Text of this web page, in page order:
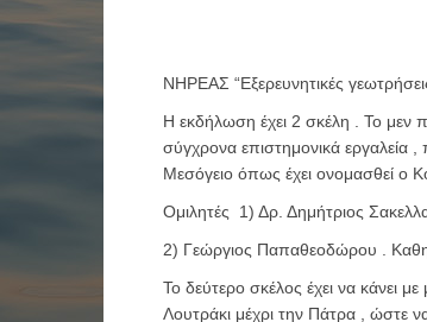
ΝΗΡΕΑΣ “Εξερευνητικές
Η εκδήλωση έχει 2 σκέλη . Το μεν
σύγχρονα επιστημονικά εργαλεία
Μεσόγειο όπως έχει ονομασθεί ο
Ομιλητές 1) Δρ. Δημήτριος
2) Γεώργιος Παπαθεοδώρου .
Το δεύτερο σκέλος έχει να κάνει
Λουτράκι μέχρι την Πάτρα , ώστε